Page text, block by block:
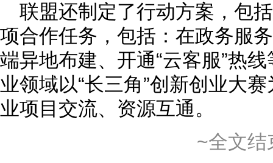
联盟还制定了行动方案，包
项合作任务，包括：在政务服
端异地布建、开通“云客服”热
业领域以“长三角”创新创业大
业项目交流、资源互通。
~全文结